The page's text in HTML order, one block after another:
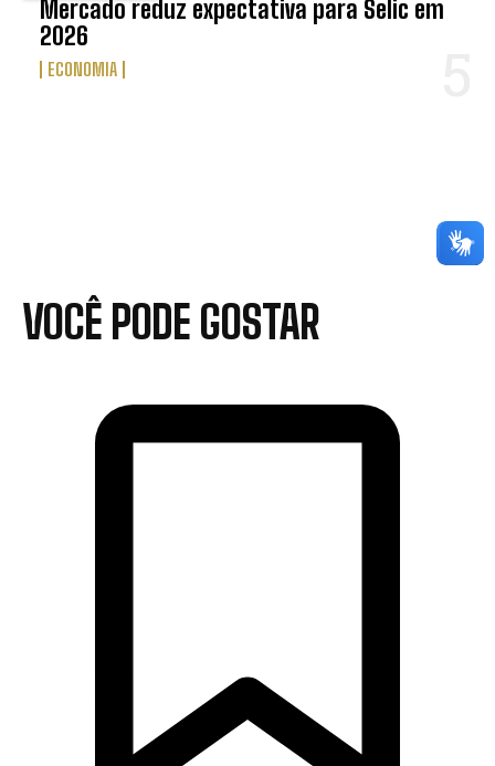
Mercado reduz expectativa para Selic em
2026
ECONOMIA
VOCÊ PODE GOSTAR